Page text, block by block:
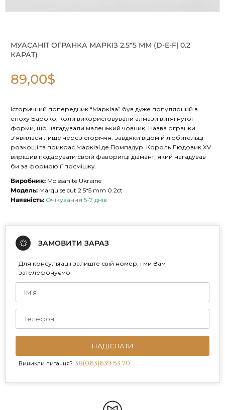
МУАСАНІТ ОГРАНКА МАРКІЗ 2.5*5 ММ (D-E-F| 0.2
КАРАТ)
89,00$
Історичний попередник “Маркіза” був дуже популярний в
епоху Бароко, коли використовували алмази витягнутої
форми, що нагадували маленький човник. Назва огранки
з’явилася лише через сторіччя, завдяки відомій любительці
розкоші та прикрас Маркізі де Помпадур. Король Людовик XV
вирішив подарувати своїй фаворитці діамант, який нагадував
би за формою її посмішку.
Виробник: Moissanite Ukraine
Модель: Marquise cut 2.5*5 mm 0.2ct
Наявність: Очікування 5-7 днів
ЗАМОВИТИ ЗАРАЗ
Для консультації залиште свій номер, і ми Вам
зателефонуємо
НАДІСЛАТИ
Виникли питання? 38(063)639 53 70